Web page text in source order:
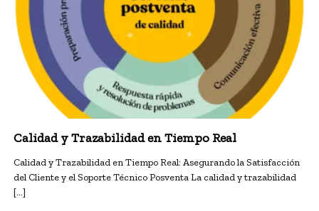
Calidad y Trazabilidad en Tiempo Real
Calidad y Trazabilidad en Tiempo Real: Asegurando la Satisfacción
del Cliente y el Soporte Técnico Posventa La calidad y trazabilidad
[…]